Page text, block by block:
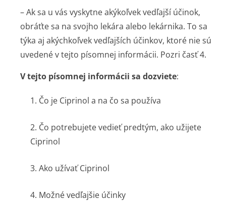
– Ak sa u vás vyskytne akýkoľvek vedľajší účinok,
obráťte sa na svojho lekára alebo lekárnika. To sa
týka aj akýchkoľvek vedľajších účinkov, ktoré nie sú
uvedené v tejto písomnej informácii. Pozri časť 4.
V tejto písomnej informácii sa dozviete:
1. Čo je Ciprinol a na čo sa používa
2. Čo potrebujete vedieť predtým, ako užijete
Ciprinol
3. Ako užívať Ciprinol
4. Možné vedľajšie účinky